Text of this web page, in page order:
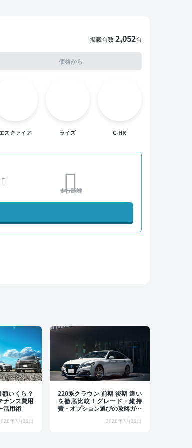
掲載台数2,052台
価格から
スクァイア ライズ C-HR
走行距離
額いくら？
ナンス費用
活用術
年7月21日
220系クラウン 前期 後期 違い
を徹底比較！グレード・維持
費・オプション選びの攻略ガイ
2026年7月21日